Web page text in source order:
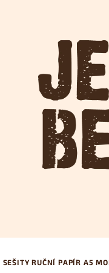
SEŠITY RUČNÍ PAPÍR A5